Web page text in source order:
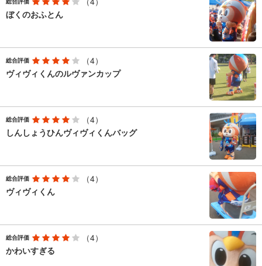
ぼくのおふとん
総合評価
（4）
ヴィヴィくんのルヴァンカップ
総合評価
（4）
しんしょうひんヴィヴィくんバッグ
総合評価
（4）
ヴィヴィくん
総合評価
（4）
かわいすぎる